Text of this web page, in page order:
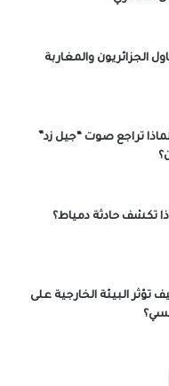
الجزائريون والمغاربة
تراجع صوت “جيل زد”
تكشف حادثة دمياط؟
تؤثر البيئة الخارجية على